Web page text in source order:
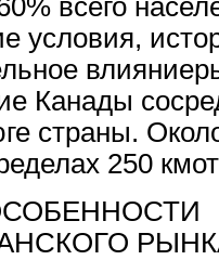
всего
условия,
Канады
страны.
250